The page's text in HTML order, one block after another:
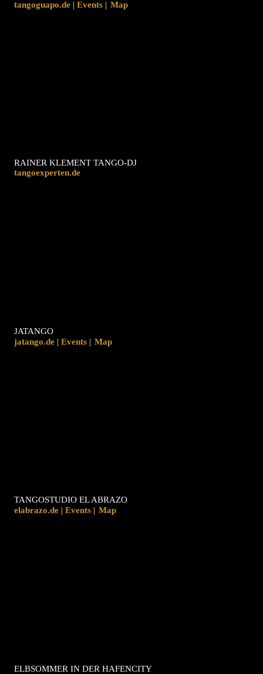
tangoguapo.de | | Map
RAINER KLEMENT TANGO-DJ
tangoexperten.de
JATANGO
jatango.de | | Map
TANGOSTUDIO EL ABRAZO
elabrazo.de | | Map
ELBSOMMER IN DER HAFENCITY